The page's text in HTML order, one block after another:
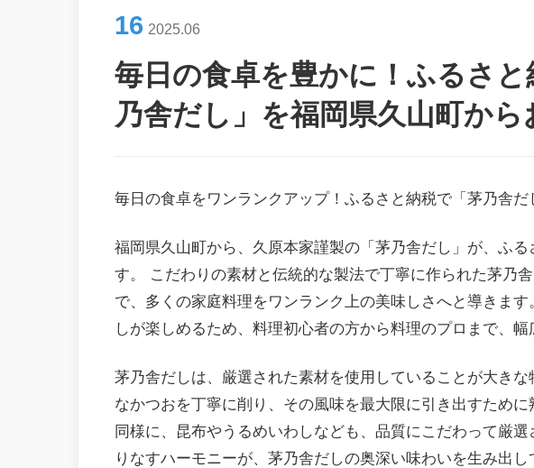
16 2025.06
毎日の食卓を豊かに！ふるさ
乃舎だし」を福岡県久山町か
毎日の食卓をワンランクアップ！ふるさと納税で「茅乃舎だ
福岡県久山町から、久原本家謹製の「茅乃舎だし」が、ふ
す。 こだわりの素材と伝統的な製法で丁寧に作られた茅乃
で、多くの家庭料理をワンランク上の美味しさへと導きま
しが楽しめるため、料理初心者の方から料理のプロまで、幅
茅乃舎だしは、厳選された素材を使用していることが大き
なかつおを丁寧に削り、その風味を最大限に引き出すために
同様に、昆布やうるめいわしなども、品質にこだわって厳
りなすハーモニーが、茅乃舎だしの奥深い味わいを生み出し